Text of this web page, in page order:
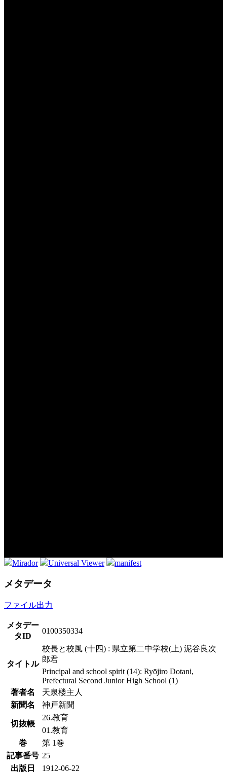
Mirador Universal Viewer manifest
メタデータ
ファイル出力
メタデー
タID
0100350334
タイトル
校長と校風 (十四) : 県立第二中学校(上) 泥谷良次
郎君
Principal and school spirit (14): Ryōjiro Dotani,
Prefectural Second Junior High School (1)
著者名
天泉楼主人
新聞名
神戸新聞
切抜帳
26.教育
01.教育
巻
第 1巻
記事番号 25
出版日
1912-06-22